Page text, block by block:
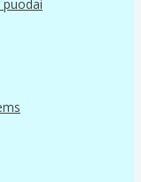
puodai